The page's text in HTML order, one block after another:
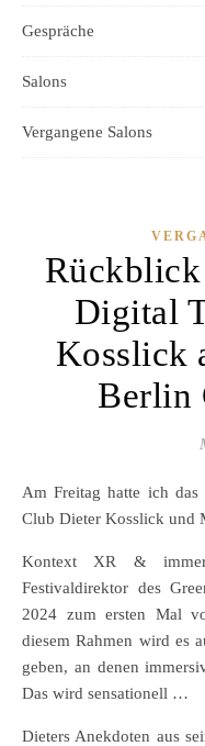
Gespräche
Salons
Vergangene Salons
Rückblick
Digital
Kosslick
Berlin
Am Freitag hatte ich das Vergnügen bei unserem VR Business
Club Dieter Kosslick und
Kontext XR &
Festivaldirektor des
2024 zum ersten Mal
diesem Rahmen wird es
geben, an denen
Das wird sensationell …
Dieters Anekdoten aus